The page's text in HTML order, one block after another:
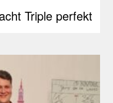
Triple perfekt